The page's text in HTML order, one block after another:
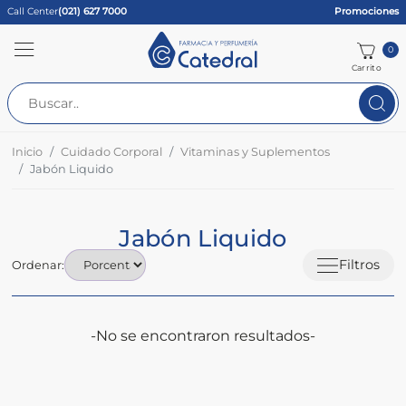
Call Center(021) 627 7000 Promociones
Carrito
0
Inicio Cuidado Corporal
Vitaminas y Suplementos
Jabón Liquido
Jabón Liquido
Filtros
Ordenar:
-No se encontraron resultados-